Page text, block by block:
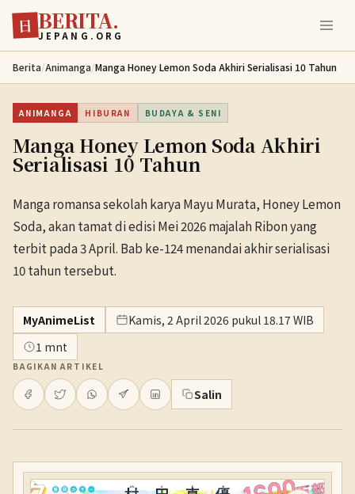
Lewati ke konten utama
日 BERITA.
JEPANG.ORG
Berita/Animanga/Manga Honey Lemon Soda Akhiri Serialisasi 10 Tahun
ANIMANGA HIBURAN BUDAYA & SENI
Manga Honey Lemon Soda Akhiri
Serialisasi 10 Tahun
Manga romansa sekolah karya Mayu Murata, Honey Lemon
Soda, akan tamat di edisi Mei 2026 majalah Ribon yang
terbit pada 3 April. Bab ke-124 menandai akhir serialisasi
10 tahun tersebut.
MyAnimeList
Kamis, 2 April 2026 pukul 18.17 WIB
1 mnt
BAGIKAN ARTIKEL
Salin